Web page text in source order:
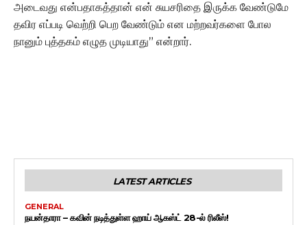
அடைவது என்பதாகத்தான் என் சுயசரிதை இருக்க வேண்டுமே
தவிர எப்படி வெற்றி பெற வேண்டும் என மற்றவர்களை போல
நானும் புத்தகம் எழுத முடியாது” என்றார்.
LATEST ARTICLES
GENERAL
நயன்தாரா – கவின் நடித்துள்ள ஹாய் ஆகஸ்ட் 28-ல் ரிலீஸ்!